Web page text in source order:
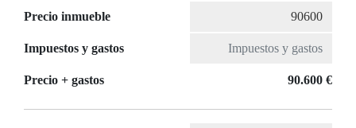
Precio inmueble
Impuestos y gastos
Precio + gastos 90.600 €